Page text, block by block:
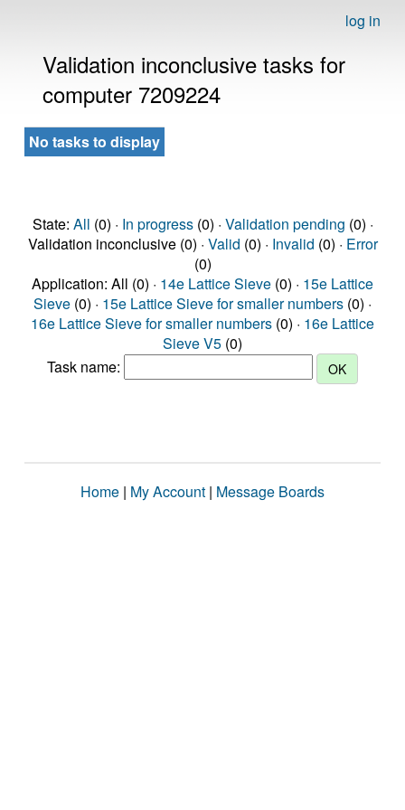
log in
Validation inconclusive tasks for
computer 7209224
No tasks to display
State: All (0) · In progress(0) · Validation pending (0) ·
Validation inconclusive (0) · Valid (0) · Invalid (0) · Error
(0)
Application: All (0) · 14e Lattice Sieve (0) · 15e Lattice
Sieve (0) · 15e Lattice Sieve for smaller numbers (0) ·
16e Lattice Sieve for smaller numbers (0) · 16e Lattice
Sieve V5 (0)
Task name:
Home | My Account | Message Boards